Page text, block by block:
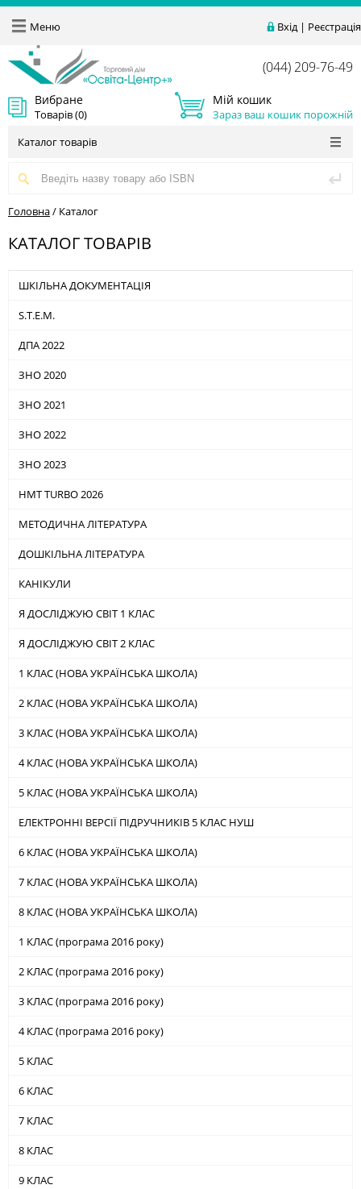
Вхід| Реєстрація
Меню
(044) 209-76-49
Вибране
Товарів (0)
Мій кошик
Зараз ваш кошик порожній
Каталог товарів
Головна/ Каталог
КАТАЛОГ ТОВАРІВ
ШКІЛЬНА ДОКУМЕНТАЦІЯ
S.T.E.M.
ДПА 2022
ЗНО 2020
ЗНО 2021
ЗНО 2022
ЗНО 2023
НМТ TURBO 2026
МЕТОДИЧНА ЛІТЕРАТУРА
ДОШКІЛЬНА ЛІТЕРАТУРА
КАНІКУЛИ
Я ДОСЛІДЖУЮ СВІТ 1 КЛАС
Я ДОСЛІДЖУЮ СВІТ 2 КЛАС
1 КЛАС (НОВА УКРАЇНСЬКА ШКОЛА)
2 КЛАС (НОВА УКРАЇНСЬКА ШКОЛА)
3 КЛАС (НОВА УКРАЇНСЬКА ШКОЛА)
4 КЛАС (НОВА УКРАЇНСЬКА ШКОЛА)
5 КЛАС (НОВА УКРАЇНСЬКА ШКОЛА)
ЕЛЕКТРОННІ ВЕРСІЇ ПІДРУЧНИКІВ 5 КЛАС НУШ
6 КЛАС (НОВА УКРАЇНСЬКА ШКОЛА)
7 КЛАС (НОВА УКРАЇНСЬКА ШКОЛА)
8 КЛАС (НОВА УКРАЇНСЬКА ШКОЛА)
1 КЛАС (програма 2016 року)
2 КЛАС (програма 2016 року)
3 КЛАС (програма 2016 року)
4 КЛАС (програма 2016 року)
5 КЛАС
6 КЛАС
7 КЛАС
8 КЛАС
9 КЛАС